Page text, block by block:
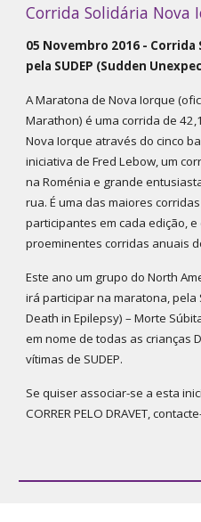
Corrida Solidária Nova
05 Novembro 2016 -
pela SUDEP (Sudden
A Maratona de Nova Iorque
Marathon) é uma corrida de
Nova Iorque através do cinco
iniciativa de Fred Lebow, um
na Roménia e grande
rua. É uma das maiores
participantes em cada edição,
proeminentes corridas anuais
Este ano um grupo do North
irá participar na maratona, pela
Death in Epilepsy) – Morte
em nome de todas as crianças
vítimas de SUDEP.
Se quiser associar-se a esta
CORRER PELO DRAVET,